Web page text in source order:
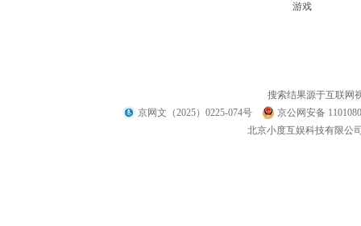
游戏
搜索结果源于互联网
京网文（2025）0225-074号
京公网安备
北京小度互娱科技有限公